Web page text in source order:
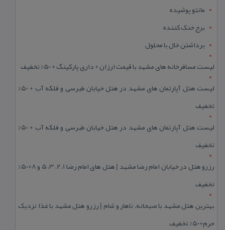
مانتو پوشیده
برج خنک کننده
برداشتن خال با محلول
لیست مسافرخانه های مشهد با قیمت ارزان + داری پارکینگ + 50% تخفیف
لیست هتل آپارتمان های مشهد در هتل خیابان طبرسی و فلکه آب + 50%
تخفیف
لیست هتل آپارتمان های مشهد در هتل خیابان طبرسی و فلکه آب + 50%
تخفیف
رزرو هتل در خیابان امام رضا مشهد | هتل‌ های امام رضا 1، 2، 3، 5 و 8+50%
تخفیف
بهترین هتل مشهد با صبحانه، ناهار و شام | رزرو هتل مشهد با غذا نزدیک
حرم+50% تخفیف